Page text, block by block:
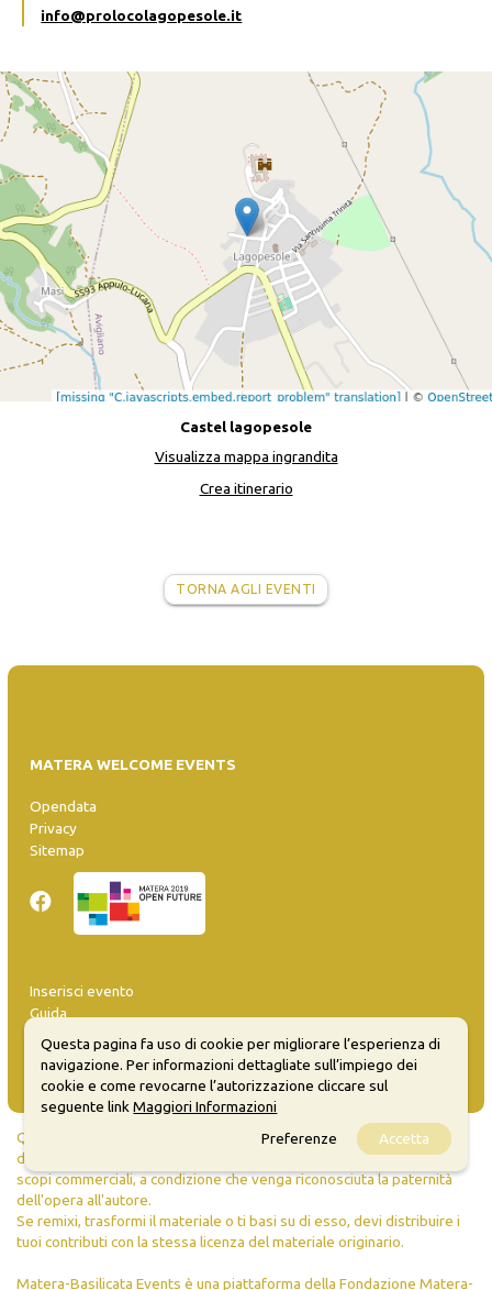
info@prolocolagopesole.it
Castel lagopesole
Visualizza mappa ingrandita
Crea itinerario
TORNA AGLI EVENTI
MATERA WELCOME EVENTS
Opendata
Privacy
Sitemap
Inserisci evento
Guida
info@materaevents.it
Quanto realizzato è sottoposto a licenza CC-BY-SA che permette di
distribuire, modificare, creare opere derivate dall'originale, anche a
scopi commerciali, a condizione che venga riconosciuta la paternità
dell'opera all'autore.
Se remixi, trasformi il materiale o ti basi su di esso, devi distribuire i
tuoi contributi con la stessa licenza del materiale originario.
Matera-Basilicata Events è una piattaforma della Fondazione Matera-
Questa pagina fa uso di cookie per migliorare l’esperienza di
navigazione. Per informazioni dettagliate sull’impiego dei
cookie e come revocarne l’autorizzazione cliccare sul
seguente linkMaggiori Informazioni
Preferenze
Accetta